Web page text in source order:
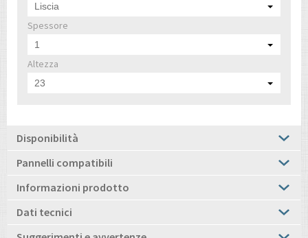
Liscia
Spessore
1
Altezza
23
Disponibilità
Pannelli compatibili
Informazioni prodotto
Dati tecnici